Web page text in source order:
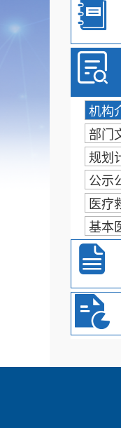
机构
部门
规划
公示
医疗
基本